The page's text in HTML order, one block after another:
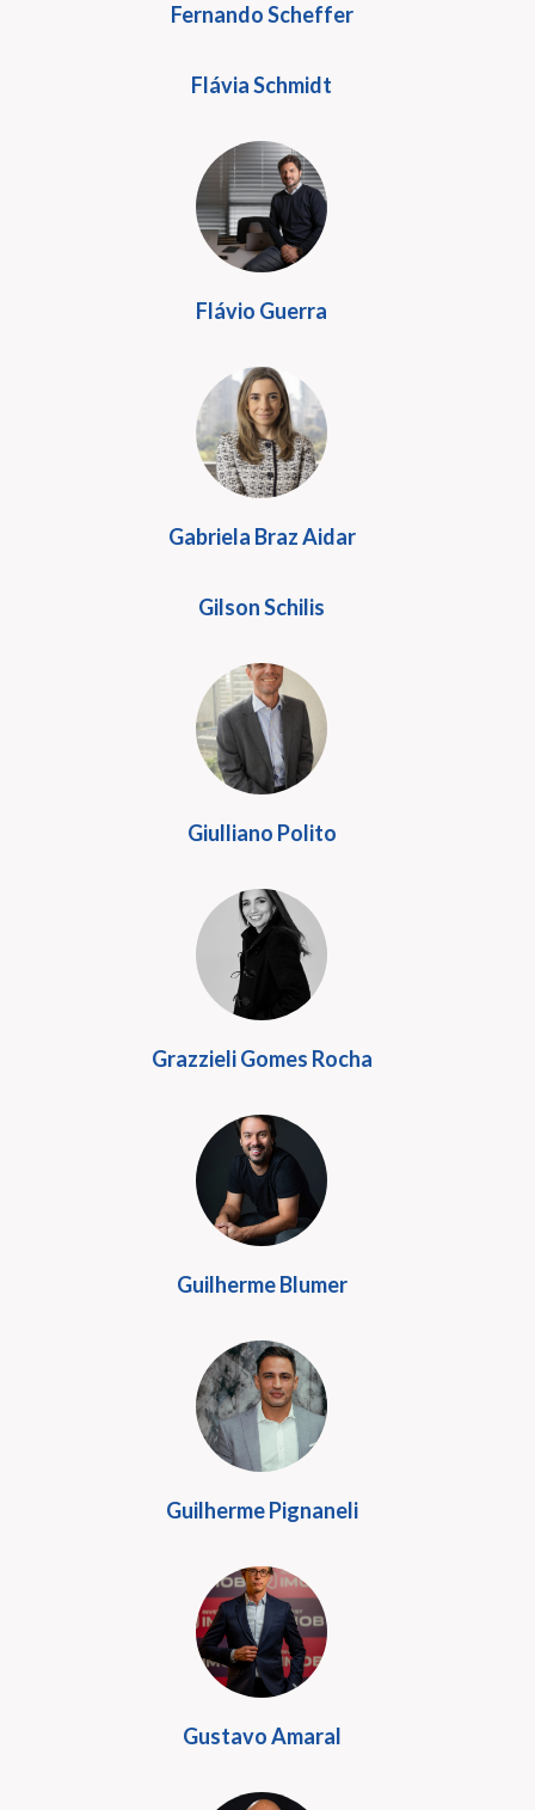
Fernando Scheffer
Flávia Schmidt
Flávio Guerra
Gabriela Braz Aidar
Gilson Schilis
Giulliano Polito
Grazzieli Gomes Rocha
Guilherme Blumer
Guilherme Pignaneli
Gustavo Amaral